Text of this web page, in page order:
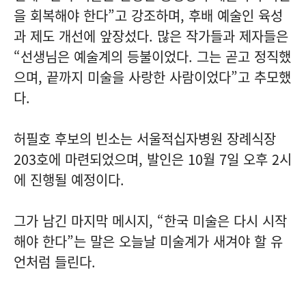
을 회복해야 한다”고 강조하며, 후배 예술인 육성
과 제도 개선에 앞장섰다. 많은 작가들과 제자들은
“선생님은 예술계의 등불이었다. 그는 곧고 정직했
으며, 끝까지 미술을 사랑한 사람이었다”고 추모했
다.
허필호 후보의 빈소는 서울적십자병원 장례식장
203호에 마련되었으며, 발인은 10월 7일 오후 2시
에 진행될 예정이다.
그가 남긴 마지막 메시지, “한국 미술은 다시 시작
해야 한다”는 말은 오늘날 미술계가 새겨야 할 유
언처럼 들린다.